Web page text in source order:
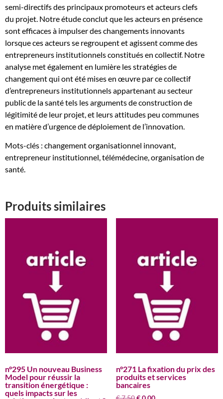
semi-directifs des principaux promoteurs et acteurs clefs
du projet. Notre étude conclut que les acteurs en présence
sont efficaces à impulser des changements innovants
lorsque ces acteurs se regroupent et agissent comme des
entrepreneurs institutionnels constitués en collectif. Notre
analyse met également en lumière les stratégies de
changement qui ont été mises en œuvre par ce collectif
d’entrepreneurs institutionnels appartenant au secteur
public de la santé tels les arguments de construction de
légitimité de leur projet, et leurs attitudes peu communes
en matière d’urgence de déploiement de l’innovation.
Mots-clés : changement organisationnel innovant,
entrepreneur institutionnel, télémédecine, organisation de
santé.
Produits similaires
n°295 Un nouveau Business
Model pour réussir la
transition énergétique :
quels impacts sur les
n°271 La fixation du prix des
produits et services
bancaires
Le
Le